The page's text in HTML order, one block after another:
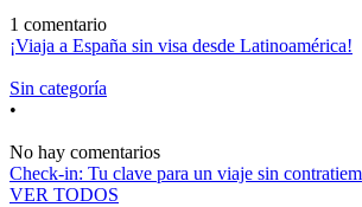
1 comentario
¡Viaja a España sin visa desde Latinoamérica!
Sin categoría
•
No hay comentarios
Check-in: Tu clave para un viaje sin
VER TODOS